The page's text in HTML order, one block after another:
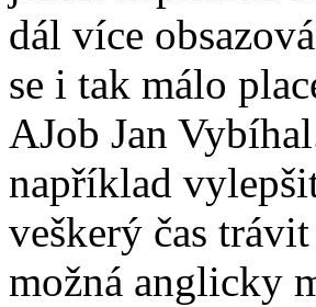
dál více
se i tak málo
AJob Jan
například
veškerý čas
možná anglicky